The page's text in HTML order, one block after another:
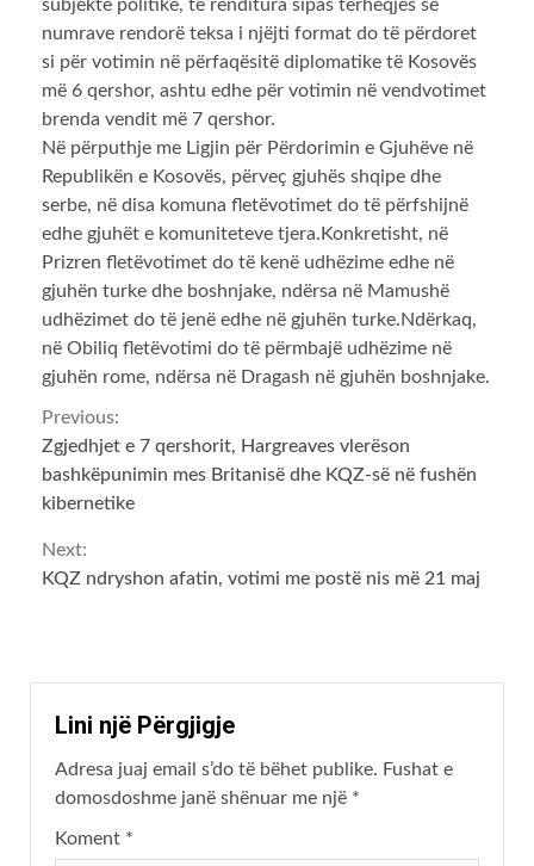
subjekte politike, të renditura sipas tërheqjes së
numrave rendorë teksa i njëjti format do të përdoret
si për votimin në përfaqësitë diplomatike të Kosovës
më 6 qershor, ashtu edhe për votimin në vendvotimet
brenda vendit më 7 qershor.
Në përputhje me Ligjin për Përdorimin e Gjuhëve në
Republikën e Kosovës, përveç gjuhës shqipe dhe
serbe, në disa komuna fletëvotimet do të përfshijnë
edhe gjuhët e komuniteteve tjera.Konkretisht, në
Prizren fletëvotimet do të kenë udhëzime edhe në
gjuhën turke dhe boshnjake, ndërsa në Mamushë
udhëzimet do të jenë edhe në gjuhën turke.Ndërkaq,
në Obiliq fletëvotimi do të përmbajë udhëzime në
gjuhën rome, ndërsa në Dragash në gjuhën boshnjake.
Continue
Reading
Previous:
Zgjedhjet e 7 qershorit, Hargreaves vlerëson
bashkëpunimin mes Britanisë dhe KQZ-së në fushën
kibernetike
Next:
KQZ ndryshon afatin, votimi me postë nis më 21 maj
Lini një Përgjigje
Adresa juaj email s’do të bëhet publike. Fushat e
domosdoshme janë shënuar me një *
Koment *